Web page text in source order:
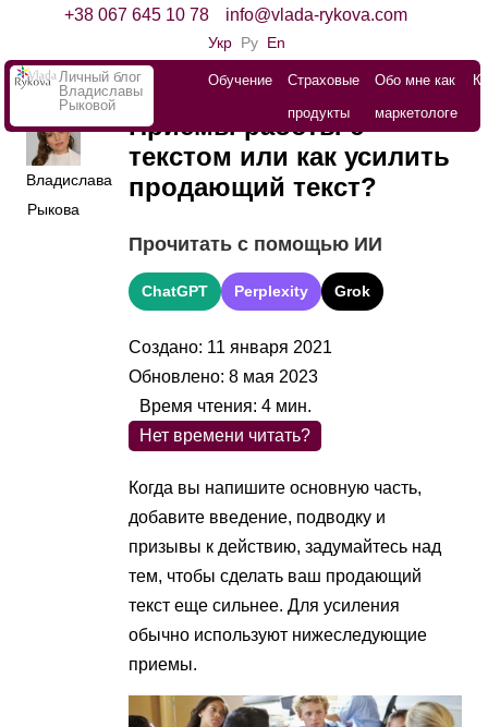
+38 067 645 10 78 info@vlada-rykova.com
Укр Ру En
Личный блог
Владиславы
Рыковой
Обучение
Страховые
продукты
Обо мне как
маркетологе
Владислава
Рыкова
Приемы работы с
текстом или как усилить
продающий текст?
Прочитать с помощью ИИ
ChatGPT Perplexity Grok
Создано: 11 января 2021
Обновлено: 8 мая 2023
Нет времени читать?
Время чтения:4 мин.
Когда вы напишите основную часть,
добавите введение, подводку и
призывы к действию, задумайтесь над
тем, чтобы сделать ваш продающий
текст еще сильнее. Для усиления
обычно используют нижеследующие
приемы.